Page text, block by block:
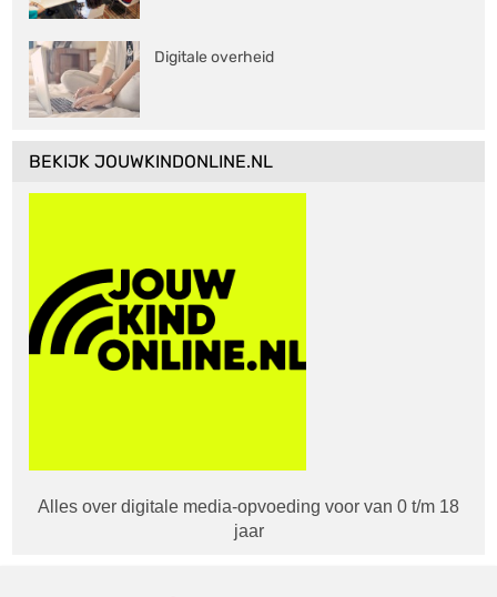
Digitale overheid
BEKIJK JOUWKINDONLINE.NL
Alles over digitale media-opvoeding voor van 0 t/m 18
jaar